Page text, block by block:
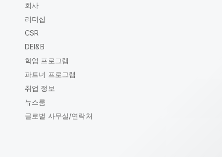
회사
리더십
CSR
DEI&B
학업 프로그램
파트너 프로그램
취업 정보
뉴스룸
글로벌 사무실/연락처